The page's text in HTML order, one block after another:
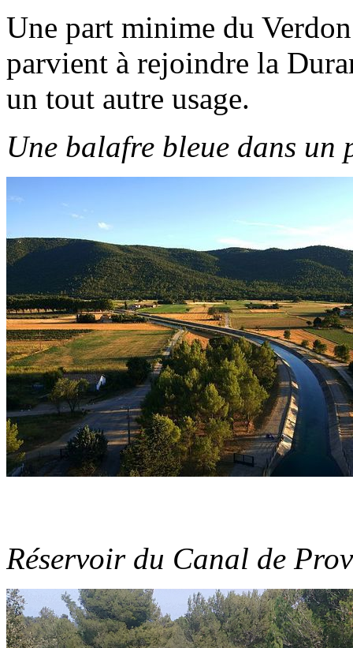
Une part minime du
parvient à rejoindre la
un tout autre usage.
Une balafre bleue dans un
Réservoir du Canal de